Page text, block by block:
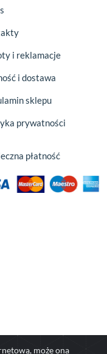
i reklamacje
i dostawa
sklepu
prywatności
płatność
może ona